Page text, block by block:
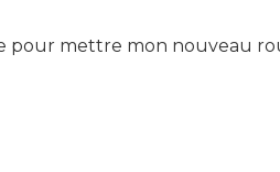
pour mettre mon nouveau